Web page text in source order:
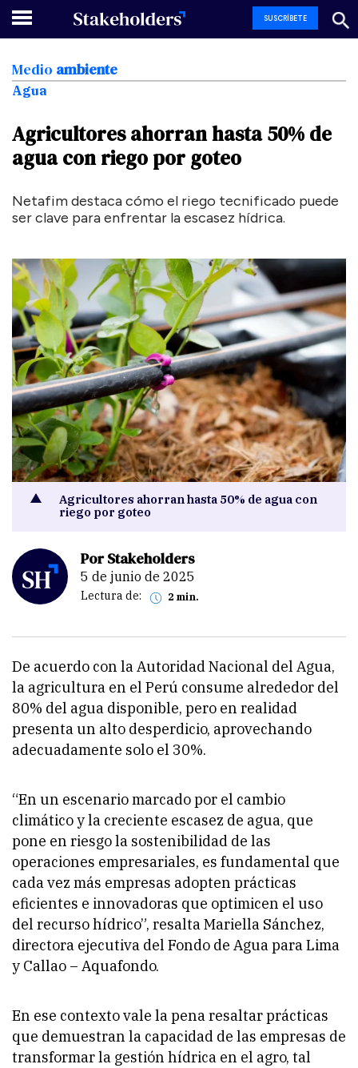
SUSCRÍBETE
Medio ambiente
Agua
Agricultores ahorranhasta 50% de
agua con riego por goteo
Netafim destaca cómo el riego tecnificado puede
ser clave para enfrentar la escasez hídrica.
Agricultores ahorran hasta 50% de agua con
riego por goteo
Por Stakeholders
5 de junio de 2025
Lectura de: 2 min.
De acuerdo con la Autoridad Nacional del Agua,
la agricultura en el Perú consume alrededor del
80% del agua disponible, pero en realidad
presenta un alto desperdicio, aprovechando
adecuadamente solo el 30%.
“En un escenario marcado por el cambio
climático y la creciente escasez de agua, que
pone en riesgo la sostenibilidad de las
operaciones empresariales, es fundamental que
cada vez más empresas adopten prácticas
eficientes e innovadoras que optimicen el uso
del recurso hídrico”, resalta Mariella Sánchez,
directora ejecutiva del Fondo de Agua para Lima
y Callao – Aquafondo.
En ese contexto vale la pena resaltar prácticas
que demuestran la capacidad de las empresas de
transformar la gestión hídrica en el agro, tal